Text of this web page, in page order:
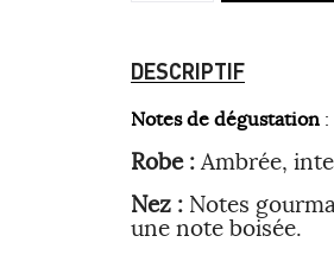
DESCRIPTIF
Notes de dégustation :
Robe :Ambrée,
Nez : Notes
une note boisée.